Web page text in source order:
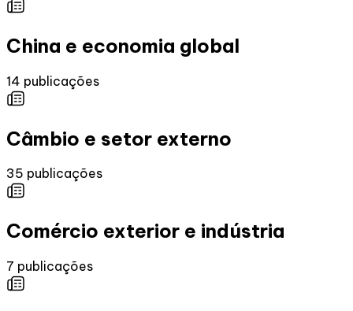
China e economia global
14 publicações
Câmbio e setor externo
35 publicações
Comércio exterior e indústria
7 publicações